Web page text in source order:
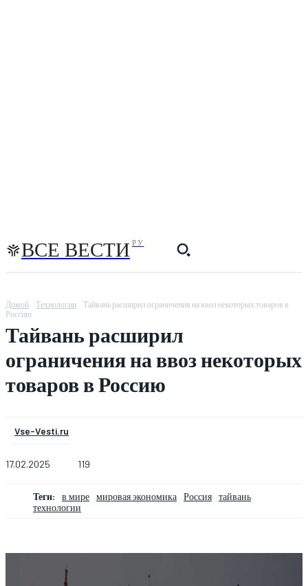
ВСЕ ВЕСТИ РУ
Домой Технологии
Тайвань расширил ограничения на ввоз некоторых товаров в
Россию
Тайвань расширил
ограничения на ввоз некоторых
товаров в Россию
Vse-Vesti.ru
17.02.2025 119
Теги: в мире мировая экономика Россия тайвань
технологии